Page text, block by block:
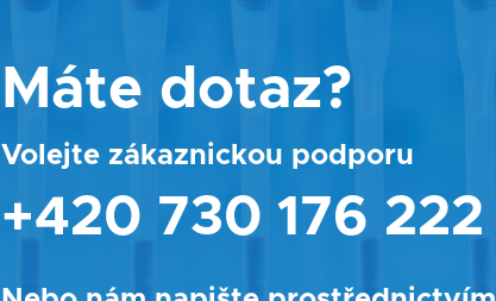
Máte dotaz?
Volejte zákaznickou podporu
+420 730 176 222